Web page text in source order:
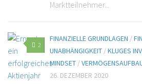
Marktteilnehmer...
2
FINANZIELLE GRUNDLAGEN /
UNABHÄNGIGKEIT /KLUGES
MINDSET /
26. DEZEMBER 2020